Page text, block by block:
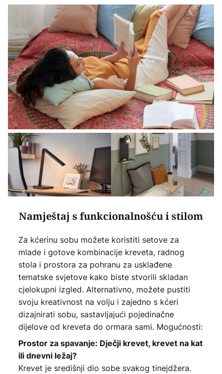
Namještaj s funkcionalnošću i stilom
Za kćerinu sobu možete koristiti setove za
mlade i gotove kombinacije kreveta, radnog
stola i prostora za pohranu za usklađene
tematske svjetove kako biste stvorili skladan
cjelokupni izgled. Alternativno, možete pustiti
svoju kreativnost na volju i zajedno s kćeri
dizajnirati sobu, sastavljajući pojedinačne
dijelove od kreveta do ormara sami. Mogućnosti:
Prostor za spavanje: Dječji krevet, krevet na kat
ili dnevni ležaj?
Krevet je središnji dio sobe svakog tinejdžera.